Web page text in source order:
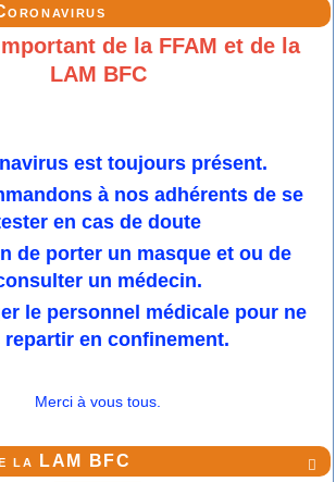
de la FFAM et de la
LAM BFC
est toujours présent.
à nos adhérents de se
en cas de doute
de porter un masque et ou de
un médecin.
le personnel médicale pour ne
repartir en confinement.
Merci à vous tous.

la LAM BFC